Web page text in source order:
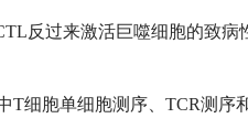
反过来激活巨噬细胞的致病
胞单细胞测序、TCR测序